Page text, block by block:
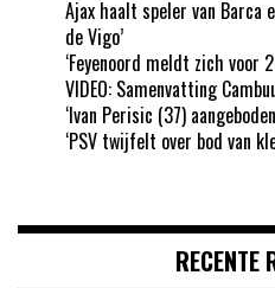
Ajax haalt speler van Barca
de Vigo’
‘Feyenoord meldt zich voor
VIDEO: Samenvatting
‘Ivan Perisic (37)
‘PSV twijfelt over bod van
RECENTE